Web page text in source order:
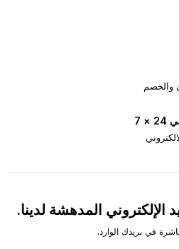
والخصم
7
الإلكتروني المدهشة لدينا.
في بريدك الوارد.